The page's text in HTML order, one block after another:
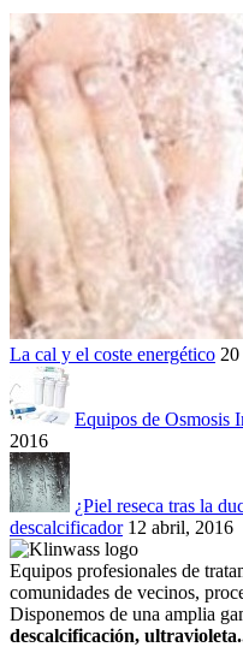
La cal y el coste energético
Equipos de Osmosis
2016
¿Piel reseca tras la
descalcificador 12 abril, 2016
Equipos profesionales de
comunidades de vecinos,
Disponemos de una amplia
descalcificación,